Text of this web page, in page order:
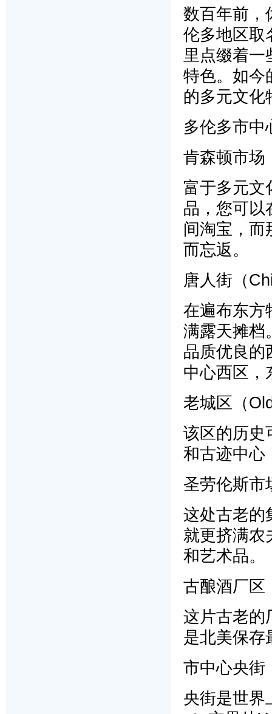
数百年前，
伦多地区取
里点缀着一
特色。如今
的多元文化
多伦多市中
肯森顿市场
富于多元文
品，您可以
间淘宝，而
而忘返。
唐人街（
在遍布东方
满露天摊档
品质优良的
中心西区，
老城区（
该区的历史
和古迹中心
圣劳伦斯市
这处古老的
就更挤满农
和艺术品。
古酿酒厂区
这片古老的
是北美保存
市中心央街
央街是世界